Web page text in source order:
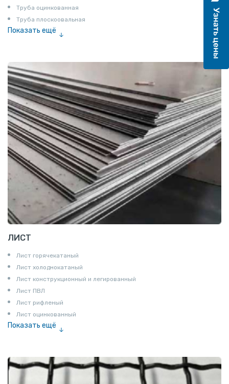
Труба оцинкованная
Труба плоскоовальная
Показать ещё
ЛИСТ
Лист горячекатаный
Лист холоднокатаный
Лист конструкционный и легированный
Лист ПВЛ
Лист рифленый
Лист оцинкованный
Показать ещё